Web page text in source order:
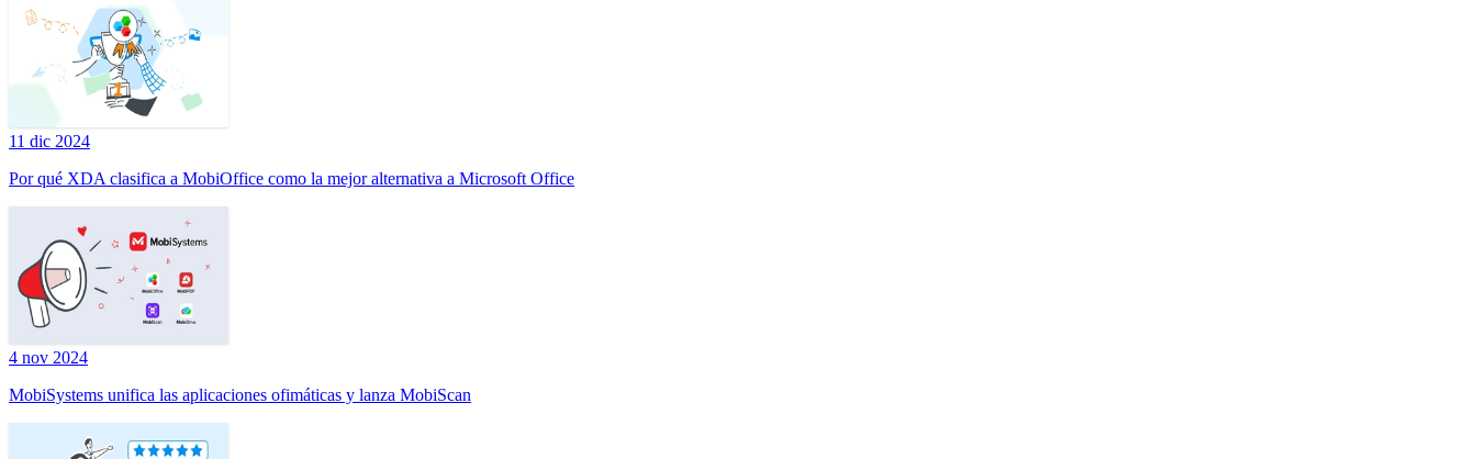
11 dic 2024
Por qué XDA clasifica a MobiOffice como la mejor alternativa a Microsoft Office
4 nov 2024
MobiSystems unifica las aplicaciones ofimáticas y lanza MobiScan